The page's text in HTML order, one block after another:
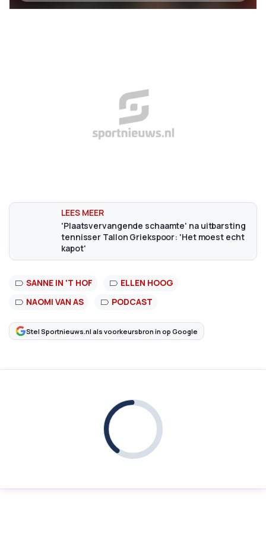
'Plaatsvervangende schaamte' na uitbarsting
tennisser Tallon Griekspoor: 'Het moest echt
kapot'
SANNE IN 'T HOF
ELLEN HOOG
NAOMI VAN AS
PODCAST
Stel Sportnieuws.nl als voorkeursbron in op Google